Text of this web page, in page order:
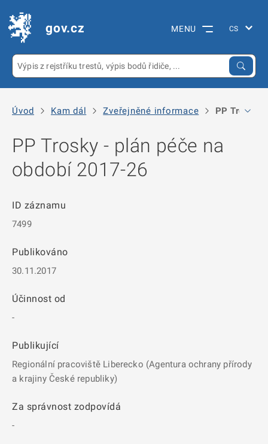
gov.cz MENU
Úvod Kam dál Zveřejněné informace PP Trosky -
PP Trosky - plán péče na
období 2017-26
ID záznamu
7499
Publikováno
30.11.2017
Účinnost od
-
Publikující
Regionální pracoviště Liberecko (Agentura ochrany přírody
a krajiny České republiky)
Za správnost zodpovídá
-